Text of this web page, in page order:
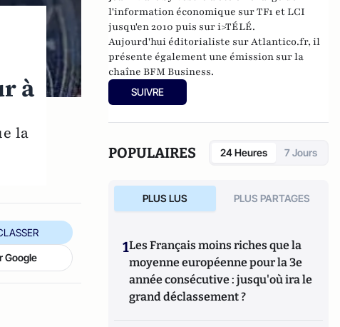
à
la
Google
l'information économique sur TF1 et LCI
jusqu'en 2010 puis sur i>TÉLÉ.
Aujourd'hui éditorialiste sur Atlantico.fr, il
présente également une émission sur la
chaîne BFM Business.
SUIVRE
POPULAIRES 24 Heures 7 Jours
PLUS LUS PLUS PARTAGES
1Les Français moins riches que la
moyenne européenne pour la 3e
année consécutive : jusqu'où ira le
grand déclassement ?